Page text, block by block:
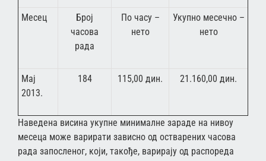
Месец
Број
часова
рада
По часу –
нето
Укупно месечно –
нето
Мај
2013.
184 115,00 дин. 21.160,00 дин.
Наведена висина укупне минималне зараде на нивоу
месеца може варирати зависно од остварених часова
рада запосленог, који, такође, варирају од распореда